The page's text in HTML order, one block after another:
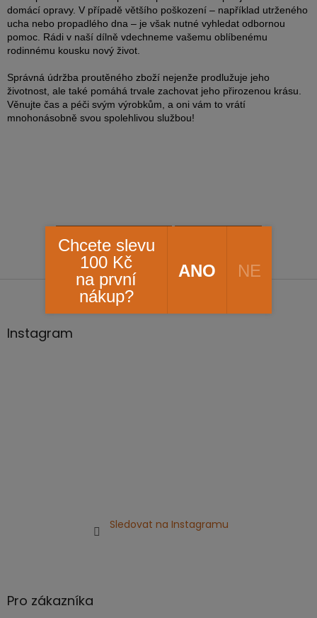
domácí opravy. V případě většího poškození – například utrženého
ucha nebo propadlého dna – je však nutné vyhledat odbornou
pomoc. Rádi v naší dílně vdechneme vašemu oblíbenému
rodinnému kousku nový život.
Správná údržba proutěného zboží nejenže prodlužuje jeho
životnost, ale také pomáhá trvale zachovat jeho přirozenou krásu.
Věnujte čas a péči svým výrobkům, a oni vám to vrátí
mnohonásobně svou spolehlivou službou!
PŘEDCHOZÍ ČLÁNEK
aInstagram
Sledovat na Instagramu
Pro zákazníka
Chcete slevu
100 Kč
na první
nákup?
ANO NE